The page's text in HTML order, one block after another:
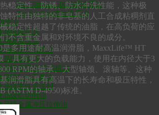
Bio-Ultimax1500绝缘液压油
Bio-SynXtra传动液压油
滑油
品级齿轮油
品级液压油
品级通用润滑油
品级脱模剂
品级空压机/冷冻机油
品级气动工具油
品级零件清洗剂
品级铝切削油
品级金属冲压拉伸油
稳定性、防锈、防水冲洗性能，这种极
特性由独特的非皂基的人工合成粘稠剂直
稳定性超越了传统的油脂，在高负荷的应
不含重金属和对环境不良的成分。
多用途耐高温润滑脂，MaxxLife™ HT
，具有更大的负载能力，使用在内径大于3
RPM的轴承、大型轴颈、滚轴等。这种
润滑脂具有高温下的长寿命和极压特性，
(ASTM D-4950)标准。